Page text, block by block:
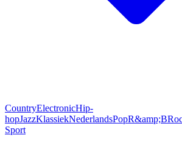
CountryElectronicHip-
hopJazzKlassiekNederlandsPopR&amp;B
Sport